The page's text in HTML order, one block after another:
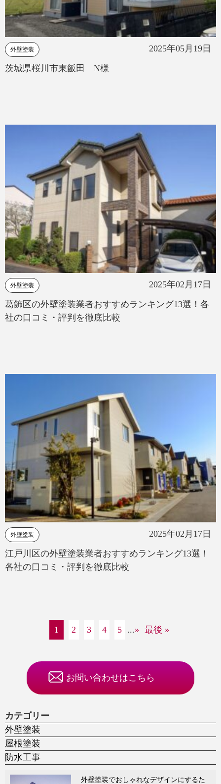
外壁塗装
2025年05月19日
茨城県桜川市東飯田 N様
外壁塗装
2025年02月17日
葛飾区の外壁塗装業者おすすめランキング13選！各
社の口コミ・評判を徹底比較
外壁塗装
2025年02月17日
江戸川区の外壁塗装業者おすすめランキング13選！
各社の口コミ・評判を徹底比較
1 2 3 4 5 ...» 最後 »
お問い合わせはこちら
カテゴリー
外壁塗装
屋根塗装
防水工事
外壁塗装でおしゃれなデザインにするた